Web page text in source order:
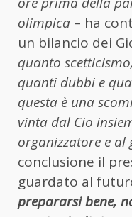
olimpica – ha
un bilancio dei
quanto
quanti dubbi e
questa è una
vinta dal Cio
organizzatore e
conclusione il
guardato al
prepararsi bene,